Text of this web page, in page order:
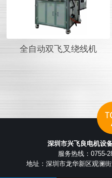
全自动双飞叉绕线机
深圳市兴飞良电机设
服务热线：0755-
地址：深圳市龙华新区观澜